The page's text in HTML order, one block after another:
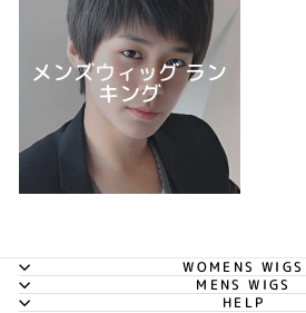
メンズウィッグ ラン
キング
WOMENS WIGS
MENS WIGS
HELP